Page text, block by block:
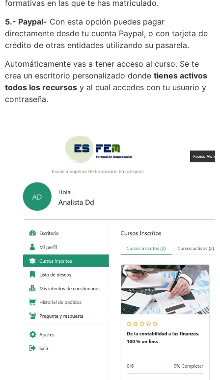
formativas en las que te has matriculado.
5.- Paypal- Con esta opción puedes pagar
directamente desde tu cuenta Paypal, o con tarjeta de
crédito de otras entidades utilizando su pasarela.
Automáticamente vas a tener acceso al curso. Se te
crea un escritorio personalizado donde tienes activos
todos los recursos y al cual accedes con tu usuario y
contraseña.